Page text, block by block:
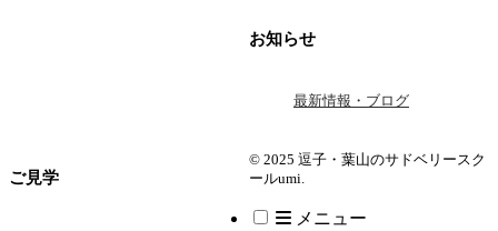
お知らせ
最新情報・ブログ
ご見学
© 2025 逗子・葉山のサドベリースク
ールumi.
メニュー